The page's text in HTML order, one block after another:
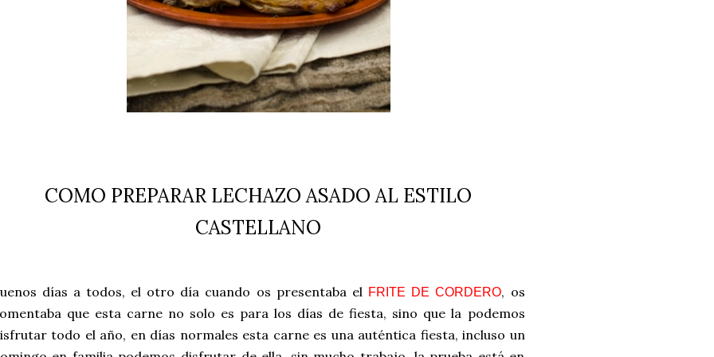
COMO PREPARAR LECHAZO ASADO AL ESTILO
CASTELLANO
días a todos, el otro día cuando os presentaba el FRITE DE CORDERO, os
que esta carne no solo es para los días de fiesta, sino que la podemos
todo el año, en días normales esta carne es una auténtica fiesta, incluso un